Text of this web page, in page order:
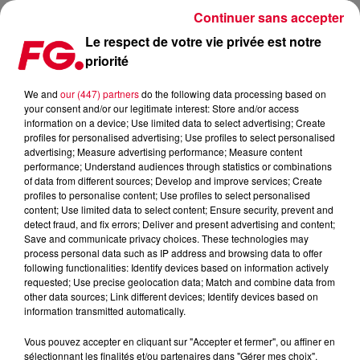
ET BIM, UN NOUVEAU DAFT PUNK !
Publié : 21 juin 2017 à 10h43 par La rédaction
Le respect de votre vie privée est notre
priorité
We and our (447) partnersdo the following data processing based on
your consent and/or our legitimate interest: Store and/or access
information on a device; Use limited data to select advertising; Create
profiles for personalised advertising; Use profiles to select personalised
advertising; Measure advertising performance; Measure content
performance; Understand audiences through statistics or combinations
of data from different sources; Develop and improve services; Create
profiles to personalise content; Use profiles to select personalised
content; Use limited data to select content; Ensure security, prevent and
detect fraud, and fix errors; Deliver and present advertising and content;
Save and communicate privacy choices. These technologies may
process personal data such as IP address and browsing data to offer
following functionalities: Identify devices based on information actively
requested; Use precise geolocation data; Match and combine data from
other data sources; Link different devices; Identify devices based on
information transmitted automatically.
Vous pouvez accepter en cliquant sur "Accepter et fermer", ou affiner en
sélectionnant les finalités et/ou partenaires dans "Gérer mes choix".
Continuer sans accepter